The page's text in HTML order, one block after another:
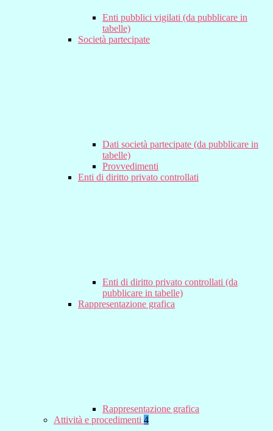
Enti pubblici vigilati (da pubblicare in
tabelle)
Società partecipate
Dati società partecipate (da pubblicare in
tabelle)
Provvedimenti
Enti di diritto privato controllati
Enti di diritto privato controllati (da
pubblicare in tabelle)
Rappresentazione grafica
Rappresentazione grafica
Attività e procedimenti 4